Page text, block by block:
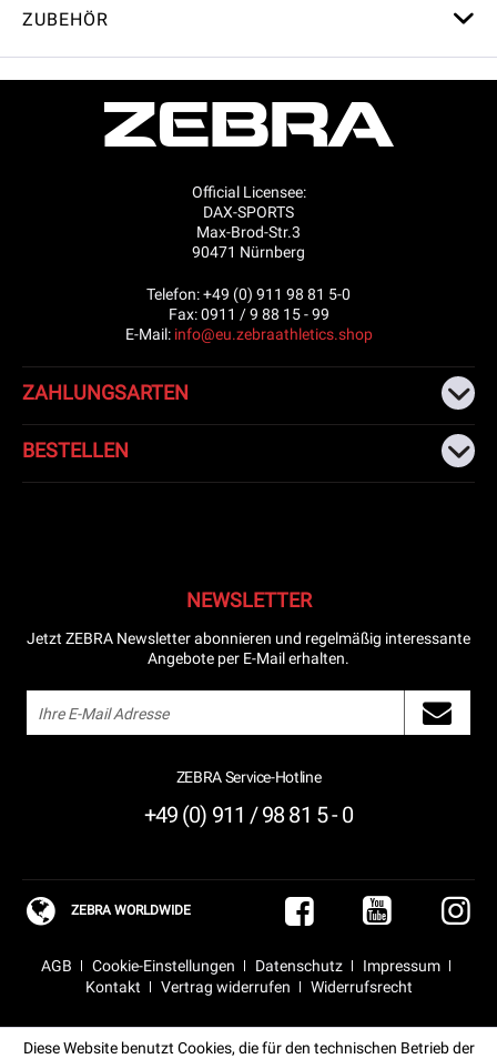
ZUBEHÖR
Official Licensee:
DAX-SPORTS
Max-Brod-Str.3
90471 Nürnberg
Telefon: +49 (0) 911 98 81 5-0
Fax: 0911 / 9 88 15 - 99
E-Mail: info@eu.zebraathletics.shop
ZAHLUNGSARTEN
BESTELLEN
NEWSLETTER
Jetzt ZEBRA Newsletter abonnieren und regelmäßig interessante
Angebote per E-Mail erhalten.
ZEBRA Service-Hotline
+49 (0) 911 / 98 81 5 - 0
ZEBRA WORLDWIDE
AGB Cookie-Einstellungen Datenschutz
Impressum
Kontakt
Vertrag widerrufen Widerrufsrecht
Diese Website benutzt Cookies, die für den technischen Betrieb der